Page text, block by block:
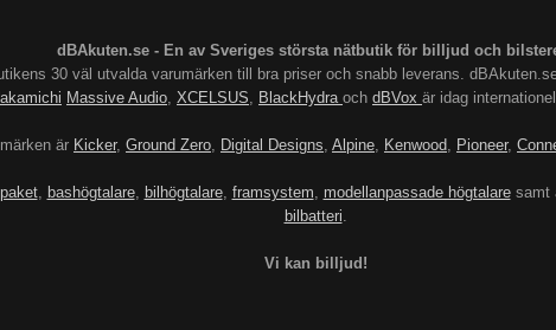
dBAkuten.se - En av Sveriges största nätbutik för billjud och
30 väl utvalda varumärken till bra priser och snabb leverans.
Massive Audio, XCELSUS, BlackHydra och dBVox är idag
är Kicker, Ground Zero, Digital Designs, Alpine, Kenwood, Pioneer,
, bashögtalare, bilhögtalare, framsystem, modellanpassade högtalaresamt
bilbatteri.
Vi kan billjud!